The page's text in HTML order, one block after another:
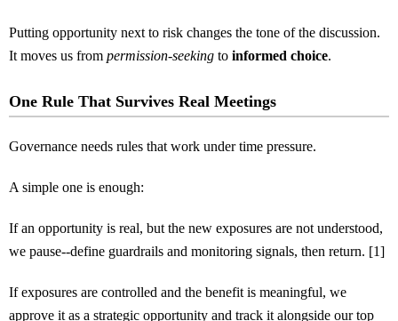
Putting opportunity next to risk changes the tone of the discussion.
It moves us from permission-seeking to informed choice.
One Rule That Survives Real Meetings
Governance needs rules that work under time pressure.
A simple one is enough:
If an opportunity is real, but the new exposures are not understood,
we pause--define guardrails and monitoring signals, then return. [1]
If exposures are controlled and the benefit is meaningful, we
approve it as a strategic opportunity and track it alongside our top